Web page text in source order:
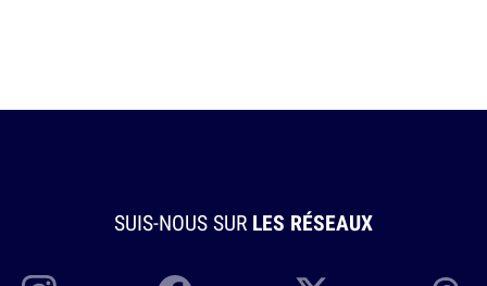
SUIS-NOUS SUR LES RÉSEAUX